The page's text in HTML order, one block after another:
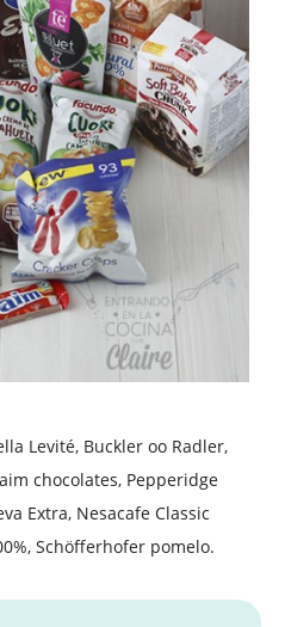
Levité, Buckler oo Radler,
chocolates, Pepperidge
Extra, Nesacafe Classic
Schöfferhofer pomelo.